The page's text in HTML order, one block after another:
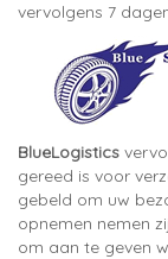
vervolgens 7
BlueLogistics
gereed is voor
gebeld om uw
opnemen nemen
om aan te geven